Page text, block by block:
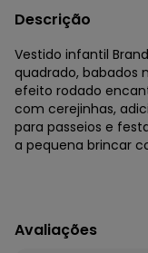
Descrição
Vestido infantil
quadrado, babados
efeito rodado
com cerejinhas,
para passeios e
a pequena brincar
Brandili - Vestido
Modelagem: Ampla
Comprimento da
Avaliações